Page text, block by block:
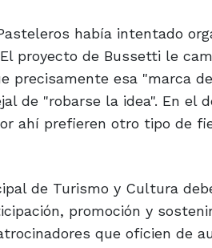
había intentado
proyecto de Bussetti le
precisamente esa "marca
de "robarse la idea". En el
ahí prefieren otro tipo de
de Turismo y Cultura
promoción y
que oficien de